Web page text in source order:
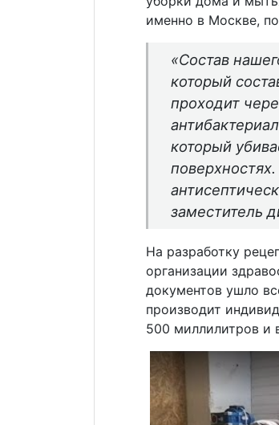
именно в Москве,
«Состав
который
проходит
который
заместитель
На разработку
организации
документов ушло
производит
500 миллилитров и